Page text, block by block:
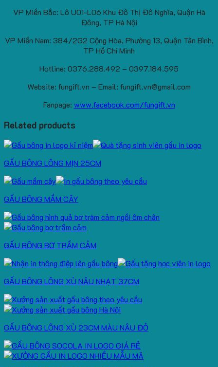
VP Miền Bắc: Lô U01-L06 Khu Đô Thị Đô Nghĩa, Quận Hà
Đông, TP Hà Nội
VP Miền Nam: 384/2G2 Cộng Hòa, Phường 13, Quận Tân Bình,
TP Hồ Chí Minh
Hotline: 0376.288.492 – 0397.184.595
Website: fungift.vn – Email: fungift.vn@gmail.com
Fanpage: www.facebook.com/fungift.vn
Related products
GẤU BÔNG LÔNG MỊN 25CM
GẤU BÔNG MẦM CÂY
GẤU BÔNG BƠ TRẦM CẢM
GẤU BÔNG LÔNG XÙ NÂU NHẠT 37CM
GẤU BÔNG LÔNG XÙ 23CM MÀU NÂU ĐỎ